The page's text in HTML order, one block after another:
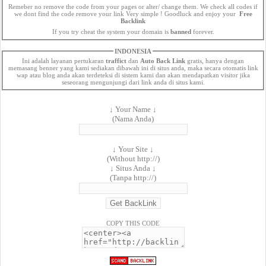
Remeber no remove the code from your pages or alter/ change them. We check all codes if
we dont find the code remove your link Very simple ! Goodluck and enjoy your Free
Backlink
If you try cheat the system your domain is bannedforever.
INDONESIA
Ini adalah layanan pertukaran traffict dan Auto Back Link gratis, hanya dengan
memasang benner yang kami sediakan dibawah ini di situs anda, maka secara otomatis link
wap atau blog anda akan terdeteksi di sistem kami dan akan mendapatkan visitor jika
seseorang mengunjungi dari link anda di situs kami.
↓ Your Name ↓
(Nama Anda)
↓ Your Site ↓
(Without http://)
↓ Situs Anda ↓
(Tanpa http://)
COPY THIS CODE